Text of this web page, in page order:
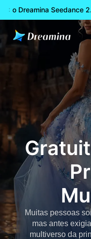
o Dreamina Seedance
Início Criar Gratuito IA
Muitas pessoas
mas antes
multiverso da